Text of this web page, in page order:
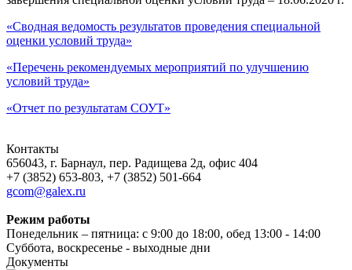
«Сводная ведомость результатов проведения специальной
оценки условий труда»
«Перечень рекомендуемых мероприятий по улучшению
условий труда»
«Отчет по результатам СОУТ»
Контакты
656043, г. Барнаул, пер. Радищева 2д, офис 404
+7 (3852) 653-803, +7 (3852) 501-664
gcom@galex.ru
Режим работы
Понедельник – пятница: с 9:00 до 18:00, обед 13:00 - 14:00
Суббота, воскресенье - выходные дни
Документы